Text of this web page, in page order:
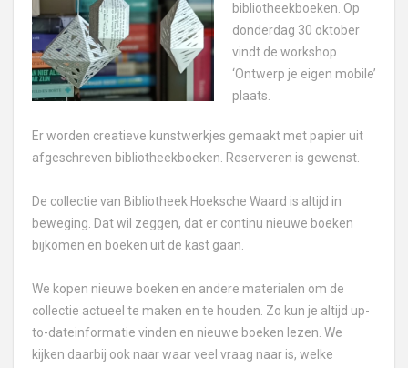
bibliotheekboeken. Op
donderdag 30 oktober
vindt de workshop
‘Ontwerp je eigen mobile’
plaats.
Er worden creatieve kunstwerkjes gemaakt met papier uit
afgeschreven bibliotheekboeken. Reserveren is gewenst.
De collectie van Bibliotheek Hoeksche Waard is altijd in
beweging. Dat wil zeggen, dat er continu nieuwe boeken
bijkomen en boeken uit de kast gaan.
We kopen nieuwe boeken en andere materialen om de
collectie actueel te maken en te houden. Zo kun je altijd up-
to-dateinformatie vinden en nieuwe boeken lezen. We
kijken daarbij ook naar waar veel vraag naar is, welke